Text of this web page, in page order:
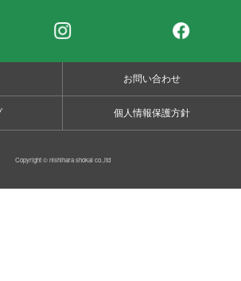
お問い合わせ
個人情報保護方針
Copyright © nishihara shokai co.,ltd